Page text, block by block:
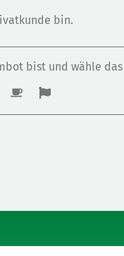
bin.
bist und wähle